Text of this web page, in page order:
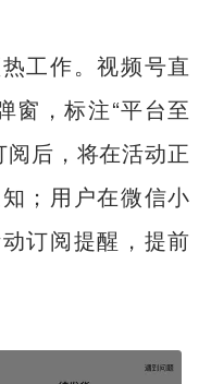
工作。视频号直
窗，标注“平台至
后，将在活动正
；用户在微信小
订阅提醒，提前